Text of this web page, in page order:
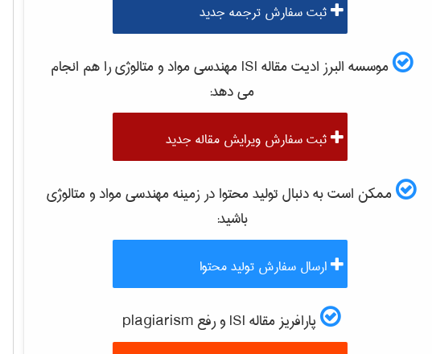
ثبت سفارش ترجمه جدید
موسسه البرز ادیت مقاله ISI مهندسی مواد و متالوژیرا هم انجام
می دهد:
ثبت سفارش ویرایش مقاله جدید
ممکن است به دنبال تولید محتوا در زمینهمهندسی مواد و متالوژی
باشید:
ارسال سفارش تولید محتوا
پارافریز مقاله ISI و رفع plagiarism